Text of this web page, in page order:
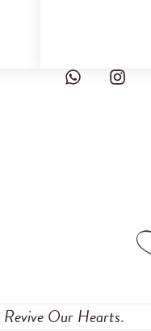
Revive Our Hearts.